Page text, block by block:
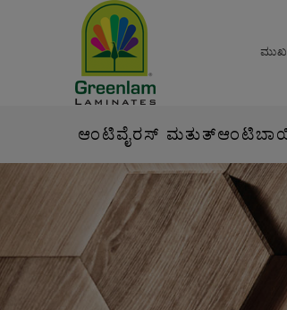
ಆಂಟಿವೈರಸ್